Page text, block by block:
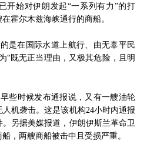
开始对伊朗发起“一系列有力”的打
霍尔木兹海峡通行的商船。
是在国际水道上航行、由无辜平民
“既无正当理由，又极其危险，且明
些时候发布通报说，又有一艘油轮
机袭击。这是该机构24小时内通报
另据美媒报道，伊朗伊斯兰革命卫
，两艘商船被击中且受损严重。